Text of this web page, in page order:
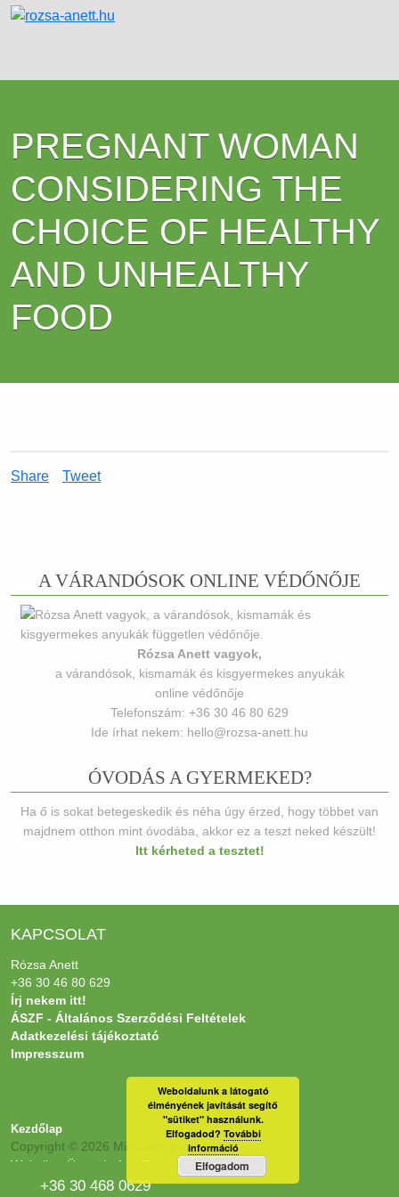
PREGNANT WOMAN
CONSIDERING THE
CHOICE OF HEALTHY
AND UNHEALTHY
FOOD
Share Tweet
A VÁRANDÓSOK ONLINE VÉDŐNŐJE
Rózsa Anett vagyok,
a várandósok, kismamák és kisgyermekes anyukák
online védőnője
Telefonszám: +36 30 46 80 629
Ide írhat nekem: hello@rozsa-anett.hu
ÓVODÁS A GYERMEKED?
Ha ő is sokat betegeskedik és néha úgy érzed, hogy többet van
majdnem otthon mint óvodába, akkor ez a teszt neked készült!
Itt kérheted a tesztet!
+36 30 468 0629
KAPCSOLAT
Rózsa Anett
+36 30 46 80 629
Írj nekem itt!
ÁSZF - Általános Szerződési Feltételek
Adatkezelési tájékoztató
Impresszum
Kezdőlap
Copyright © 2026 Minden jog fenntartva!
Websiker Ügynökség - Richard27.hu Kft.
Weboldalunk a látogató
élményének javítását segítő
"sütiket" használunk.
Elfogadod? További
információ
Elfogadom